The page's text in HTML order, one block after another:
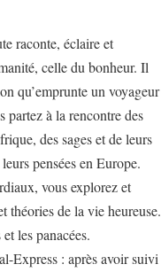
raconte, éclaire et
celle du bonheur. Il
qu’emprunte un voyageur
partez à la rencontre des
des sages et de leurs
pensées en Europe.
vous explorez et
théories de la vie heureuse.
les panacées.
Express : après avoir suivi